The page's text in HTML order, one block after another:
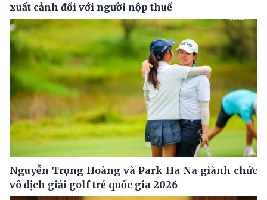
xuất cảnh đối với người nộp thuế
Nguyễn Trọng Hoàng và Park Ha Na giành chức
vô địch giải golf trẻ quốc gia 2026